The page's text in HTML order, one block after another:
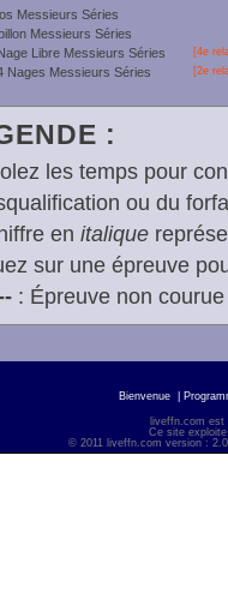
Messieurs Séries
Messieurs Séries
Libre Messieurs Séries [4e
Nages Messieurs Séries [2e
:
les temps pour
ou du
en italique
sur une épreuve
: Épreuve non
Bienvenue
liveffn.com est
Ce site
© 2011 liveffn.com version :